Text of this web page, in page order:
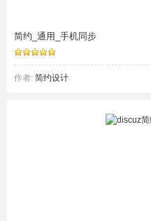
简约_通用_手机同步
作者: 简约设计